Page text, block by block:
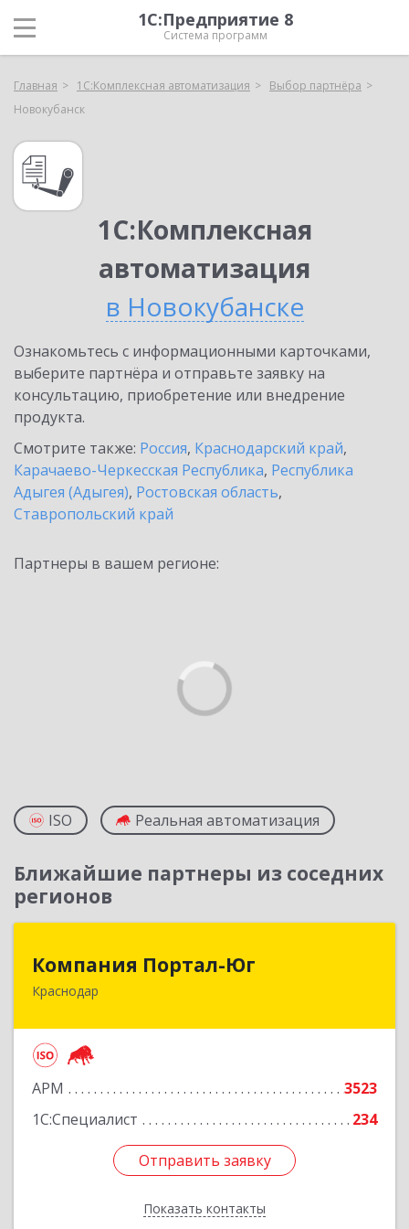
1С:Предприятие 8
Система программ
Главная 1С:Комплексная автоматизация
Выбор партнёра
Новокубанск
1С:Комплексная
автоматизация
в Новокубанске
Ознакомьтесь с информационными карточками,
выберите партнёра и отправьте заявку на
консультацию, приобретение или внедрение
продукта.
Смотрите также: Россия, Краснодарский край,
Карачаево-Черкесская Республика, Республика
Адыгея (Адыгея), Ростовская область,
Ставропольский край
Партнеры в вашем регионе:
ISO Реальная автоматизация
Ближайшие партнеры из соседних
регионов
Компания Портал-Юг
Краснодар
АРМ
3523
1С:Специалист
234
Отправить заявку
Показать контакты
350020, Краснодарский край, Краснодар г,
Отправить заявку
Назад